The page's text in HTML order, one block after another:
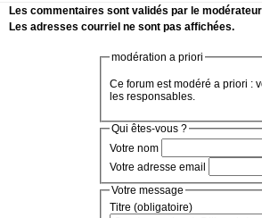
Les commentaires sont validés par le
Les adresses courriel ne sont pas affichées.
modération a priori
Ce forum est modéré a priori :
les responsables.
Qui êtes-vous ?
Votre nom
Votre adresse email
Votre message
Titre (obligatoire)